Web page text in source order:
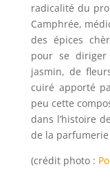
radicalité du
Camphrée,
des épices
pour se
jasmin, de
cuiré apporté
peu cette
dans l’histoire
de la
(crédit photo :